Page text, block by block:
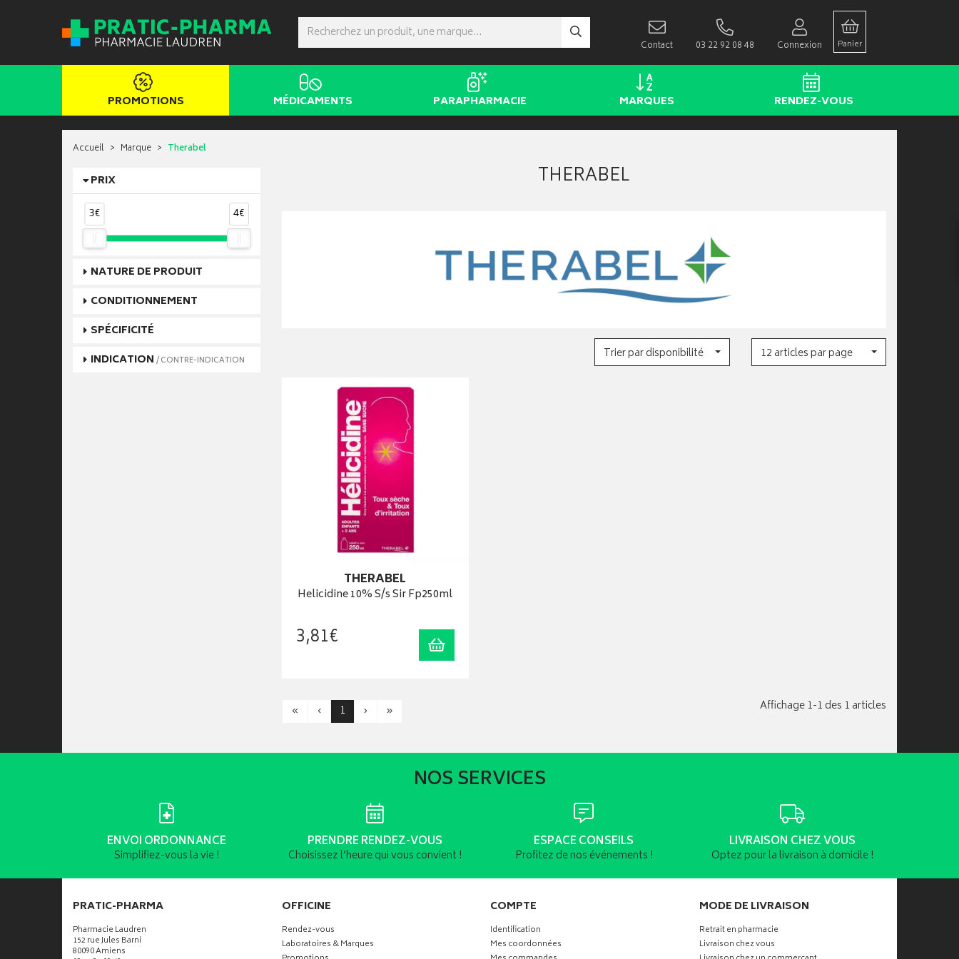
Contact 03 22 92 08 48 Connexion Panier
PROMOTIONS MÉDICAMENTS PARAPHARMACIE MARQUES RENDEZ-VOUS
Accueil Marque Therabel
PRIX
3€
4€
NATURE DE PRODUIT
CONDITIONNEMENT
SPÉCIFICITÉ
INDICATION / CONTRE-INDICATION
THERABEL
Trier par disponibilité 12 articles par page
THERABEL
Helicidine 10% S/s Sir Fp250ml
3,81€ Ajouter au panier
« ‹ 1 › » Affichage 1-1 des 1 articles
NOS SERVICES
ENVOI ORDONNANCE
Simplifiez-vous la vie !
PRENDRE RENDEZ-VOUS
Choisissez l’heure qui vous convient !
ESPACE CONSEILS
Profitez de nos événements !
LIVRAISON CHEZ VOUS
Optez pour la livraison à domicile !
PRATIC-PHARMA
Pharmacie Laudren
152 rue Jules Barni
80090 Amiens
OFFICINE
Rendez-vous
Laboratoires & Marques
COMPTE
Identification
Mes coordonnées
MODE DE LIVRAISON
Retrait en pharmacie
Livraison chez vous